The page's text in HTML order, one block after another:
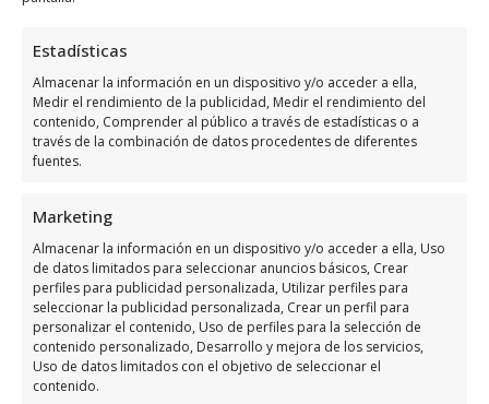
Estadísticas
Almacenar la información en un dispositivo y/o acceder a ella,
Medir el rendimiento de la publicidad, Medir el rendimiento del
contenido, Comprender al público a través de estadísticas o a
través de la combinación de datos procedentes de diferentes
fuentes.
Marketing
Almacenar la información en un dispositivo y/o acceder a ella, Uso
de datos limitados para seleccionar anuncios básicos, Crear
perfiles para publicidad personalizada, Utilizar perfiles para
seleccionar la publicidad personalizada, Crear un perfil para
personalizar el contenido, Uso de perfiles para la selección de
contenido personalizado, Desarrollo y mejora de los servicios,
Uso de datos limitados con el objetivo de seleccionar el
contenido.
Sarabia Grau FotografíA
Días Horario
Lunes
9:00 a 19:00
Martes
9:00 a 19:00